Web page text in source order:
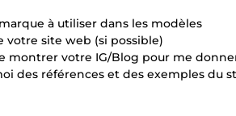
à utiliser dans les modèles
votre site web (si possible)
montrer votre IG/Blog pour me
des références et des exemples du